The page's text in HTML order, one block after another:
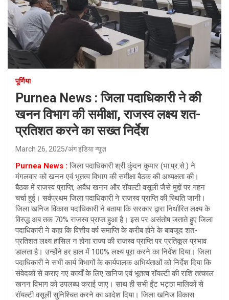
पूर्णिया
Purnea News : जिला पदाधिकारी ने की
खनन विभाग की समीक्षा, राजस्व लक्ष्य शत-
प्रतिशत करने का सख्त निर्देश
March 26, 2025 अंग इंडिया न्यूज़
Purnea News :जिला पदाधिकारी श्री कुंदन कुमार (भा.प्र.से.) ने
मंगलवार को खनन एवं भूतत्व विभाग की समीक्षा बैठक की अध्यक्षता की।
बैठक में राजस्व प्राप्ति, अवैध खनन और रॉयल्टी वसूली जैसे मुद्दों पर गहन
चर्चा हुई। सर्वप्रथम जिला पदाधिकारी ने राजस्व प्राप्ति की स्थिति जानी।
जिला खनिज विकास पदाधिकारी ने बताया कि सरकार द्वारा निर्धारित लक्ष्य के
विरुद्ध अब तक 70% राजस्व प्राप्त हुआ है। इस पर असंतोष जताते हुए जिला
पदाधिकारी ने कहा कि वित्तीय वर्ष समाप्ति के करीब होने के बावजूद शत-
प्रतिशत लक्ष्य हासिल न होना राज्य की राजस्व प्राप्ति पर प्रतिकूल प्रभाव
डालता है। उन्होंने हर हाल में 100% लक्ष्य पूरा करने का निर्देश दिया। जिला
पदाधिकारी ने सभी कार्य विभागों के कार्यपालक अभियंताओं को निर्देश दिया कि
संवेदकों से कराए गए कार्यों के लिए खनिज एवं भूतत्व रॉयल्टी की राशि तत्काल
खनन विभाग को उपलब्ध कराई जाए। साथ ही सभी ईंट भट्ठा मालिकों से
रॉयल्टी वसूली सुनिश्चित करने का आदेश दिया। जिला खनिज विकास